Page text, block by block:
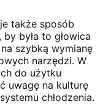
także sposób
była to głowica
szybką wymianę
narzędzi. W
do użytku
uwagę na kulturę
chłodzenia.